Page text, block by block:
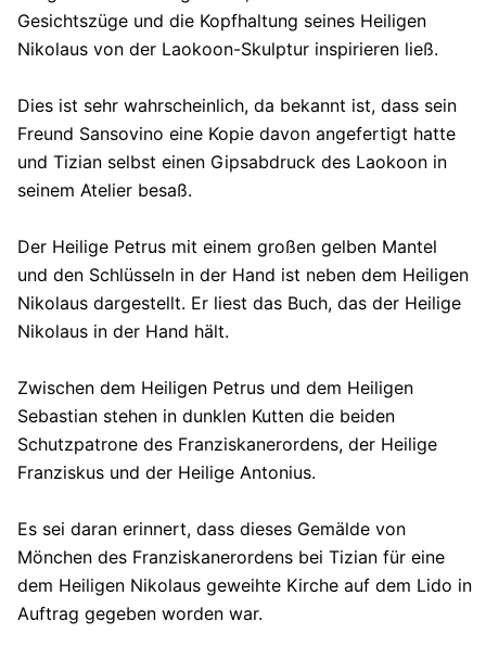
Gesichtszüge und die Kopfhaltung seines Heiligen
Nikolaus von der Laokoon-Skulptur inspirieren ließ.
Dies ist sehr wahrscheinlich, da bekannt ist, dass sein
Freund Sansovino eine Kopie davon angefertigt hatte
und Tizian selbst einen Gipsabdruck des Laokoon in
seinem Atelier besaß.
Der Heilige Petrus mit einem großen gelben Mantel
und den Schlüsseln in der Hand ist neben dem Heiligen
Nikolaus dargestellt. Er liest das Buch, das der Heilige
Nikolaus in der Hand hält.
Zwischen dem Heiligen Petrus und dem Heiligen
Sebastian stehen in dunklen Kutten die beiden
Schutzpatrone des Franziskanerordens, der Heilige
Franziskus und der Heilige Antonius.
Es sei daran erinnert, dass dieses Gemälde von
Mönchen des Franziskanerordens bei Tizian für eine
dem Heiligen Nikolaus geweihte Kirche auf dem Lido in
Auftrag gegeben worden war.